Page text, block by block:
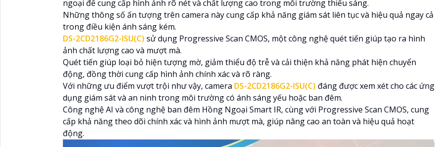
ngoại để cung cấp hình ảnh rõ nét và chất lượng cao trong môi trường thiếu sáng.
Những thông số ấn tượng trên camera này cung cấp khả năng giám sát liên tục và hiệu quả ngay cả
trong điều kiện ánh sáng kém.
DS-2CD2186G2-ISU(C) sử dụng Progressive Scan CMOS, một công nghệ quét tiến giúp tạo ra hình
ảnh chất lượng cao và mượt mà.
Quét tiến giúp loại bỏ hiện tượng mờ, giảm thiểu độ trễ và cải thiện khả năng phát hiện chuyển
động, đồng thời cung cấp hình ảnh chính xác và rõ ràng.
Với những ưu điểm vượt trội như vậy, camera DS-2CD2186G2-ISU(C) đáng được xem xét cho các ứng
dụng giám sát và an ninh trong môi trường có ánh sáng yếu hoặc ban đêm.
Công nghệ AI và công nghệ ban đêm Hồng Ngoại Smart IR, cùng với Progressive Scan CMOS, cung
cấp khả năng theo dõi chính xác và hình ảnh mượt mà, giúp nâng cao an toàn và hiệu quả hoạt
động.